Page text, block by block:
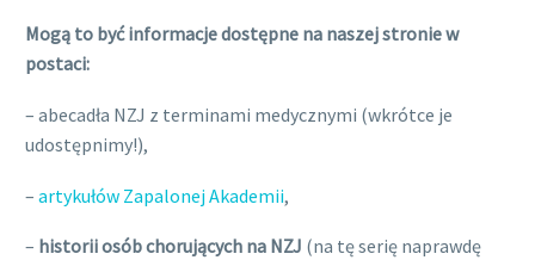
Mogą to być informacje dostępne na naszej stronie w
postaci:
– abecadła NZJ z terminami medycznymi (wkrótce je
udostępnimy!),
– artykułów Zapalonej Akademii,
– historii osób chorujących na NZJ (na tę serię naprawdę